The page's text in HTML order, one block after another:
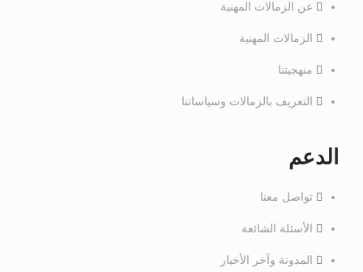
عن الزمالات المهنية
الزمالات المهنية
منهجيتنا
التعريف بالزمالات وسياساتنا
الدعم
تواصل معنا
الأسئلة الشائعة
المدونة وآخر الأخبار